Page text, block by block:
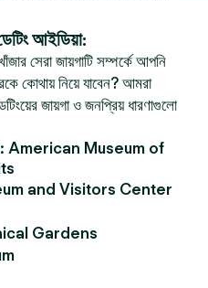
আইডিয়া:
সেরা জায়গাটি সম্পর্কে আপনি
কোথায় নিয়ে যাবেন? আমরা
জায়গা ও জনপ্রিয় ধারণাগুলো
American Museum of
and Visitors Center
Gardens